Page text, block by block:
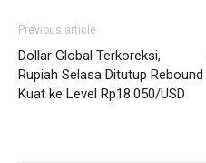
Previous article
Dollar Global Terkoreksi,
Rupiah Selasa Ditutup Rebound
Kuat ke Level Rp18.050/USD